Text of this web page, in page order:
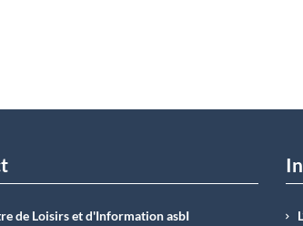
de Loisirs et d'Information asbI